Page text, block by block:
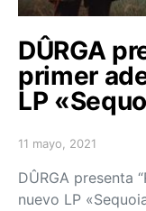
DÛRGA
primer
LP
Posted on
11 mayo, 2021
DÛRGA presenta
nuevo LP